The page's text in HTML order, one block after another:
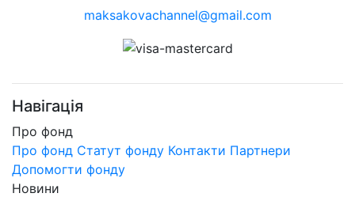
maksakovachannel@gmail.com
Навігація
Про фонд
Про фонд Статут фонду Контакти Партнери
Допомогти фонду
Новини